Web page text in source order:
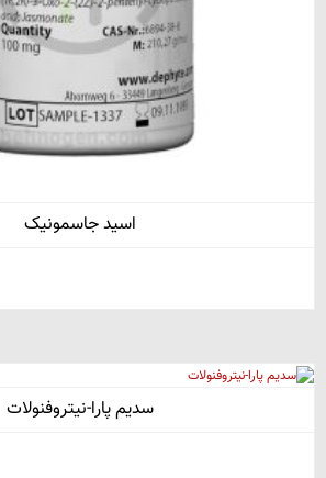
اسید جاسمونیک
سدیم پارا-نیتروفنولات